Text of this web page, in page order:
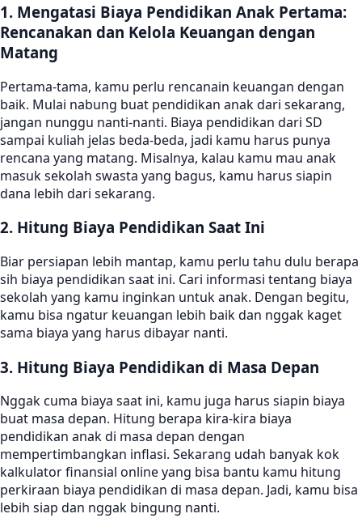
1. Mengatasi Biaya Pendidikan Anak Pertama:
Rencanakan dan Kelola Keuangan dengan
Matang
Pertama-tama, kamu perlu rencanain keuangan dengan
baik. Mulai nabung buat pendidikan anak dari sekarang,
jangan nunggu nanti-nanti. Biaya pendidikan dari SD
sampai kuliah jelas beda-beda, jadi kamu harus punya
rencana yang matang. Misalnya, kalau kamu mau anak
masuk sekolah swasta yang bagus, kamu harus siapin
dana lebih dari sekarang.
2. Hitung Biaya Pendidikan Saat Ini
Biar persiapan lebih mantap, kamu perlu tahu dulu berapa
sih biaya pendidikan saat ini. Cari informasi tentang biaya
sekolah yang kamu inginkan untuk anak. Dengan begitu,
kamu bisa ngatur keuangan lebih baik dan nggak kaget
sama biaya yang harus dibayar nanti.
3. Hitung Biaya Pendidikan di Masa Depan
Nggak cuma biaya saat ini, kamu juga harus siapin biaya
buat masa depan. Hitung berapa kira-kira biaya
pendidikan anak di masa depan dengan
mempertimbangkan inflasi. Sekarang udah banyak kok
kalkulator finansial online yang bisa bantu kamu hitung
perkiraan biaya pendidikan di masa depan. Jadi, kamu bisa
lebih siap dan nggak bingung nanti.